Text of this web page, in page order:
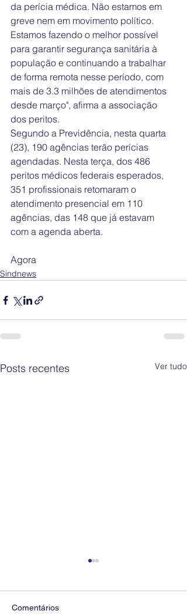
da perícia médica. Não estamos em
greve nem em movimento político.
Estamos fazendo o melhor possível
para garantir segurança sanitária à
população e continuando a trabalhar
de forma remota nesse período, com
mais de 3.3 milhões de atendimentos
desde março", afirma a associação
dos peritos.
Segundo a Previdência, nesta quarta
(23), 190 agências terão perícias
agendadas. Nesta terça, dos 486
peritos médicos federais esperados,
351 profissionais retomaram o
atendimento presencial em 110
agências, das 148 que já estavam
com a agenda aberta.
Agora
Sindnews
Posts recentes Ver tudo
Comentários